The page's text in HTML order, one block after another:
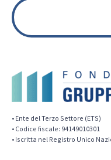
• Ente del Terzo Settore (ETS)
• Codice fiscale: 94149010301
• Iscritta nel Registro Unico